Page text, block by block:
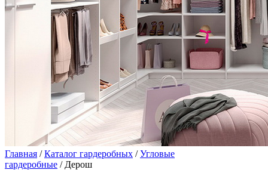
Главная /Каталог гардеробных /Угловые
гардеробные / Дерош